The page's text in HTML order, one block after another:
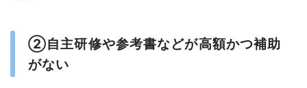
②自主研修や参考書などが高額かつ補助
がない